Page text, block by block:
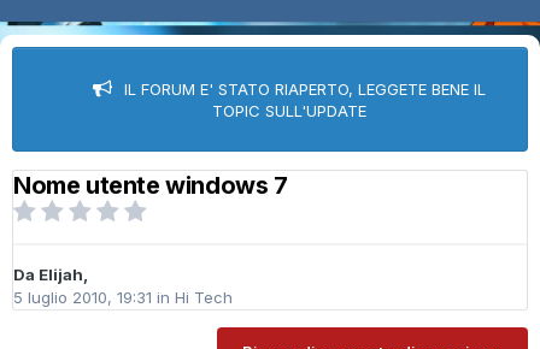
IL FORUM E' STATO RIAPERTO, LEGGETE BENE IL
TOPIC SULL'UPDATE
Nome utente windows 7
Da Elijah,
5 luglio 2010, 19:31 in Hi Tech